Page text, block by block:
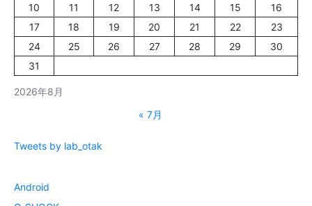
2026年8月
10
11 12 13 14 15
16
17
18 19 20 21 22
23
24
25 26 27 28 29
30
31
« 7月
Tweets by lab_otak
Android